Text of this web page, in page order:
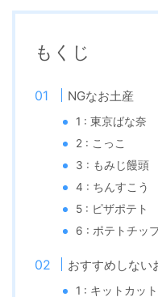
もくじ
NGなお土産
1 : 東京ばな奈
2 : こっこ
3 : もみじ饅頭
4 : ちんすこう
5 : ピザポテト
6 : ポテトチッ
おすすめしない
1 : キットカット